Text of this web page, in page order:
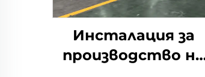
Инсталация за
производство на